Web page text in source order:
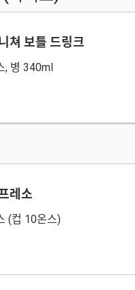
쳐 보틀 드링크
, 병 340ml
레소
(컵 10온스)